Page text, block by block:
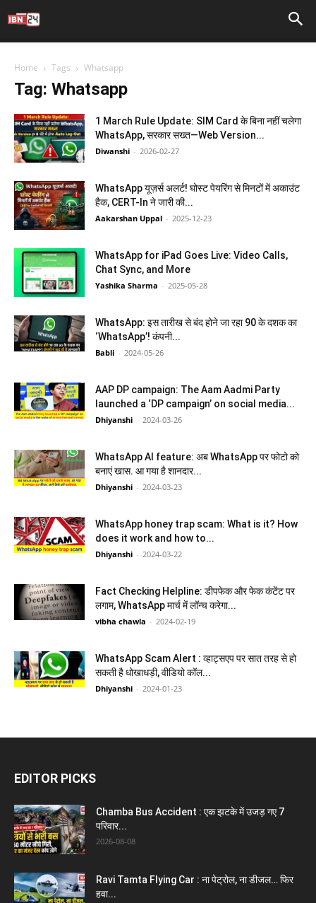
Home Tags Whatsapp
Tag: Whatsapp
1 March Rule Update: SIM Card के बिना नहीं चलेगा
WhatsApp, सरकार सख्त—Web Version...
Diwanshi - 2026-02-27
WhatsApp यूज़र्स अलर्ट! घोस्ट पेयरिंग से मिनटों में अकाउंट
हैक, CERT-In ने जारी की...
Aakarshan Uppal - 2025-12-23
WhatsApp for iPad Goes Live: Video Calls,
Chat Sync, and More
Yashika Sharma - 2025-05-28
WhatsApp: इस तारीख से बंद होने जा रहा 90 के दशक का
‘WhatsApp’! कंपनी...
Babli - 2024-05-26
AAP DP campaign: The Aam Aadmi Party
launched a ‘DP campaign’ on social media...
Dhiyanshi - 2024-03-26
WhatsApp AI feature: अब WhatsApp पर फोटो को
बनाएं खास. आ गया है शानदार...
Dhiyanshi - 2024-03-23
WhatsApp honey trap scam: What is it? How
does it work and how to...
Dhiyanshi - 2024-03-22
Fact Checking Helpline: डीपफेक और फेक कंटेंट पर
लगाम, WhatsApp मार्च में लॉन्च करेगा...
vibha chawla - 2024-02-19
WhatsApp Scam Alert : व्हाट्सएप पर सात तरह से हो
सकती है धोखाधड़ी, वीडियो कॉल...
Dhiyanshi - 2024-01-23
EDITOR PICKS
Chamba Bus Accident : एक झटके में उजड़ गए 7
परिवार...
2026-08-08
Ravi Tamta Flying Car : ना पेट्रोल, ना डीजल… फिर
हवा...